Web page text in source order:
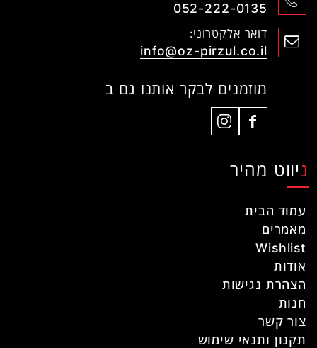
052-222-0135
דואר אלקטרוני:
info@oz-pirzul.co.il
מוזמנים לבקר אותנו גם ב
ניווט מהיר
עמוד הבית
מאמרים
Wishlist
אודות
הצהרת נגישות
חנות
צור קשר
תקנון ותנאי שימוש